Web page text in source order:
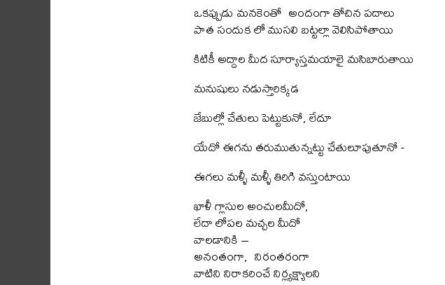
ఒకప్పుడు మనకెంతో అందంగా తోచిన పదాలు
పాత సందుక లో ముసలి బట్టల్లా వెలిసిపోతాయి
కిటికీ అద్దాల మీద సూర్యాస్తమయాలై మసిబారుతాయి
మనుషులు నడుస్తారిక్కడ
జేబుల్లో చేతులు పెట్టుకునో, లేదూ
యేదో ఈగను తరుముతున్నట్టు చేతులూపుతూనో -
ఈగలు మళ్ళీ మళ్ళీ తిరిగి వస్తుంటాయి
ఖాళీ గ్లాసుల అంచులమీదో,
లేదా లోపల మచ్చల మీదో
వాలడానికి –
అనంతంగా, నిరంతరంగా
వాటిని నిరాకరించే నిర్ల్యక్ష్యాలని